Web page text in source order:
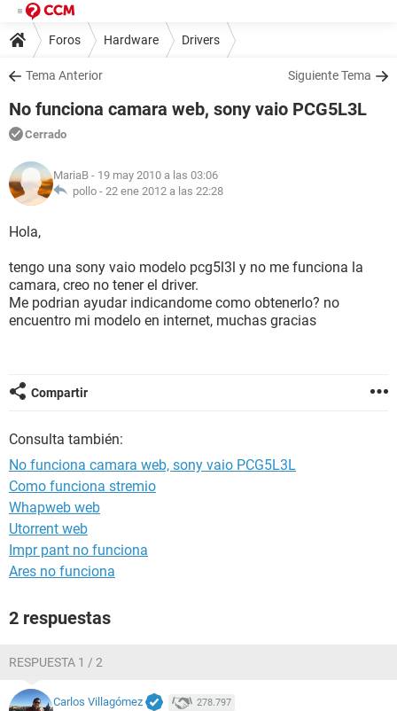
Foros Hardware Drivers
Tema Anterior Siguiente Tema
No funciona camara web, sony vaio PCG5L3L
Cerrado
MariaB - 19 may 2010 a las 03:06
pollo - 22 ene 2012 a las 22:28
Hola,
tengo una sony vaio modelo pcg5l3l y no me funciona la
camara, creo no tener el driver.
Me podrian ayudar indicandome como obtenerlo? no
encuentro mi modelo en internet, muchas gracias
Compartir
Consulta también:
No funciona camara web, sony vaio PCG5L3L
Como funciona stremio
Whapweb web
Utorrent web
Impr pant no funciona
Ares no funciona
2 respuestas
RESPUESTA 1 / 2
Carlos Villagómez 278.797